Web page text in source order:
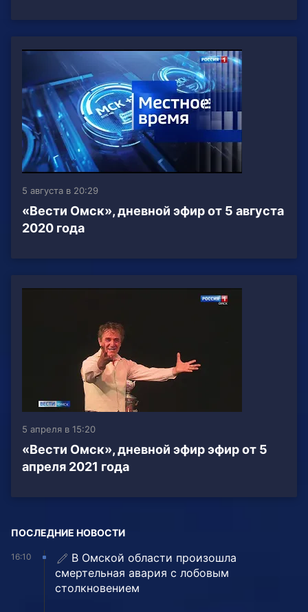
5 августа в 20:29
«Вести Омск», дневной эфир от 5 августа
2020 года
5 апреля в 15:20
«Вести Омск», дневной эфир эфир от 5
апреля 2021 года
ПОСЛЕДНИЕ НОВОСТИ
16:10
В Омской области произошла
смертельная авария с лобовым
столкновением